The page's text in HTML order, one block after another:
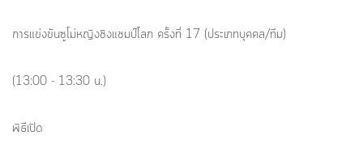
การแข่งขันซูโม่หญิงชิงแชมป์โลก ครั้งที่ 17 (ประเภทบุคคล/ทีม)
(13:00 - 13:30 น.)
พิธีเปิด